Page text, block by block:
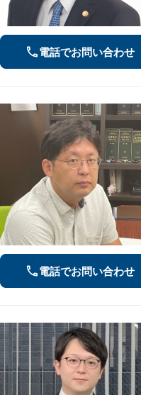
電話でお問い合わせ
電話でお問い合わせ